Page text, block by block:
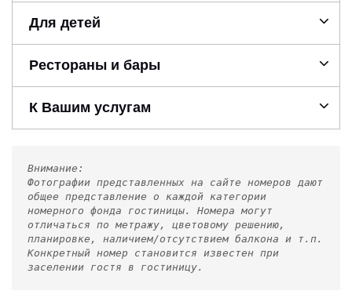
Для детей
Рестораны и бары
К Вашим услугам
Внимание:
Фотографии представленных на сайте номеров дают
общее представление о каждой категории
номерного фонда гостиницы. Номера могут
отличаться по метражу, цветовому решению,
планировке, наличием/отсутствием балкона и т.п.
Конкретный номер становится известен при
заселении гостя в гостиницу.